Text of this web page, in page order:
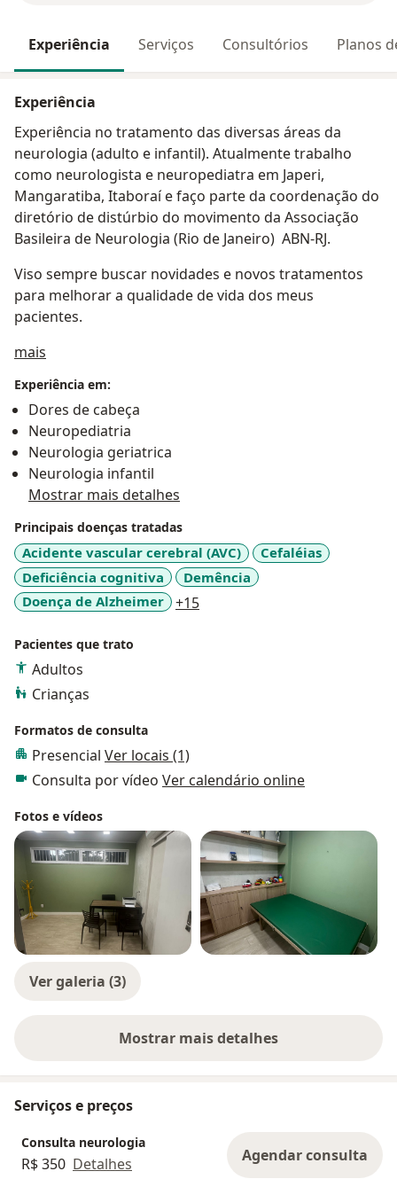
Experiência Serviços Consultórios Planos
Experiência
Experiência no tratamento das diversas áreas da
neurologia (adulto e infantil). Atualmente trabalho
como neurologista e neuropediatra em Japeri,
Mangaratiba, Itaboraí e faço parte da coordenação do
diretório de distúrbio do movimento da Associação
Basileira de Neurologia (Rio de Janeiro) ABN-RJ.
Viso sempre buscar novidades e novos tratamentos
para melhorar a qualidade de vida dos meus
pacientes.
mais
Experiência em:
Dores de cabeça
Neuropediatria
Neurologia geriatrica
Neurologia infantil
Mostrar mais detalhes
Principais doenças tratadas
Acidente vascular cerebral (AVC)
Cefaléias
Deficiência cognitiva
Demência
Doença de Alzheimer
+15a11y_sr_more_diseases
Pacientes que trato
Adultos
Crianças
Formatos de consulta
Presencial Ver locais (1)
Consulta por vídeo Ver calendário online
Fotos e vídeos
Ver galeria (3)
Mostrar mais detalhes
sobre a experiência
Serviços e preços
Consulta neurologia
R$ 350 Detalhes Agendar consulta